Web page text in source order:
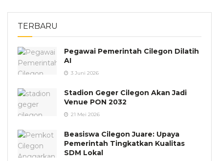
TERBARU
Pegawai Pemerintah Cilegon Dilatih
AI
3 Juni 2026
Stadion Geger Cilegon Akan Jadi
Venue PON 2032
21 Mei 2026
Beasiswa Cilegon Juare: Upaya
Pemerintah Tingkatkan Kualitas
SDM Lokal